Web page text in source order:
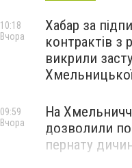
Хабар за
контрактів з
викрили
10:18
Вчора
На
дозволили
пернату
09:59
Вчора